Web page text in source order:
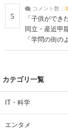
5
コメント数： 3
「子供がで
同立・産近甲
「学問の街の
| 大学 ねとら
カテゴリ一覧
IT・科学
エンタメ